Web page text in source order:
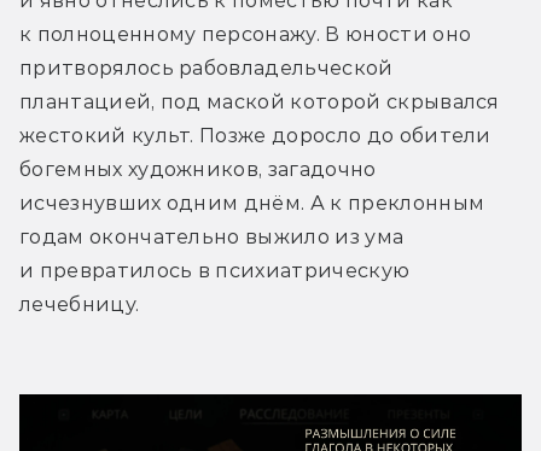
к полноценному персонажу. В юности оно
притворялось рабовладельческой
плантацией, под маской которой скрывался
жестокий культ. Позже доросло до обители
богемных художников, загадочно
исчезнувших одним днём. А к преклонным
годам окончательно выжило из ума
и превратилось в психиатрическую
лечебницу.